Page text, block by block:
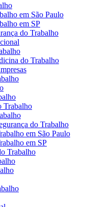
em São Paulo
em SP
do Trabalho
do Trabalho
Trabalho
do Trabalho
em São Paulo
em SP
Trabalho